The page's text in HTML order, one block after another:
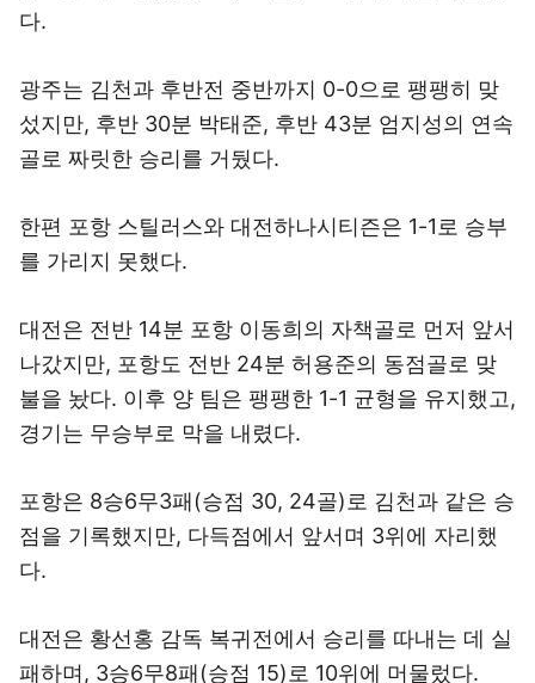
다.
광주는 김천과 후반전 중반까지 0-0으로 팽팽히 맞
섰지만, 후반 30분 박태준, 후반 43분 엄지성의 연속
골로 짜릿한 승리를 거뒀다.
한편 포항 스틸러스와 대전하나시티즌은 1-1로 승부
를 가리지 못했다.
대전은 전반 14분 포항 이동희의 자책골로 먼저 앞서
나갔지만, 포항도 전반 24분 허용준의 동점골로 맞
불을 놨다. 이후 양 팀은 팽팽한 1-1 균형을 유지했고,
경기는 무승부로 막을 내렸다.
포항은 8승6무3패(승점 30, 24골)로 김천과 같은 승
점을 기록했지만, 다득점에서 앞서며 3위에 자리했
다.
대전은 황선홍 감독 복귀전에서 승리를 따내는 데 실
패하며, 3승6무8패(승점 15)로 10위에 머물렀다.